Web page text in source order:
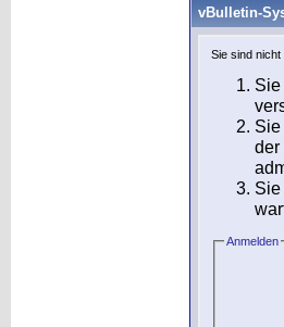
vBulletin-
Sie sind
der
Anmelden